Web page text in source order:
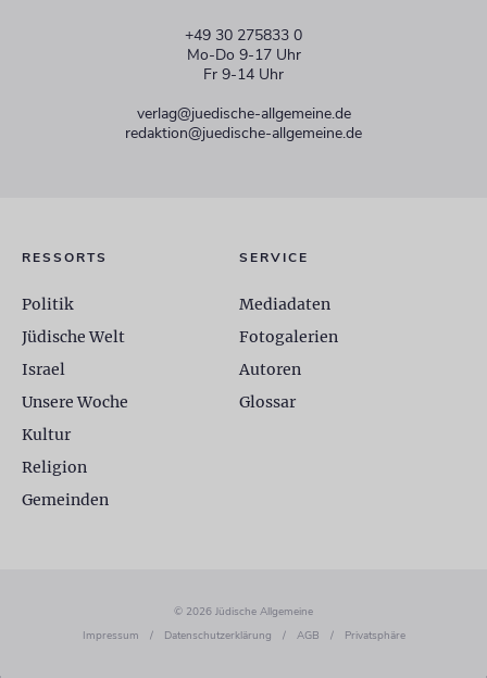
+49 30 275833 0
Mo-Do 9-17 Uhr
Fr 9-14 Uhr
verlag@juedische-allgemeine.de
redaktion@juedische-allgemeine.de
RESSORTS
Politik
Jüdische Welt
Israel
Unsere Woche
Kultur
Religion
Gemeinden
SERVICE
Mediadaten
Fotogalerien
Autoren
Glossar
© 2026 Jüdische Allgemeine
Impressum
/ Datenschutzerklärung / AGB / Privatsphäre